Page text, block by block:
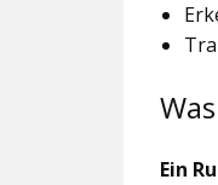
Ein